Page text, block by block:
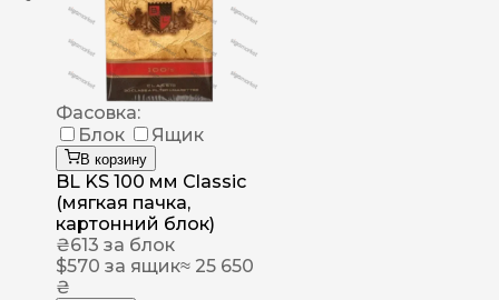
Фасовка:
Блок
Ящик
В корзину
BL KS 100 мм Classic
(мягкая пачка,
картонний блок)
₴613 за блок
$570 за ящик≈ 25 650
₴